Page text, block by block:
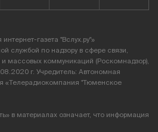
газета "Вслух.ру"»
службой по надзору в сфере связи,
массовых коммуникаций (Роскомнадзор),
г. Учредитель: Автономная
«Телерадиокомпания "Тюменское
в материалах означает, что информация